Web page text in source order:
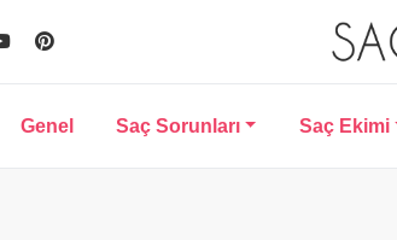
Genel Saç Sorunları Saç Ekimi